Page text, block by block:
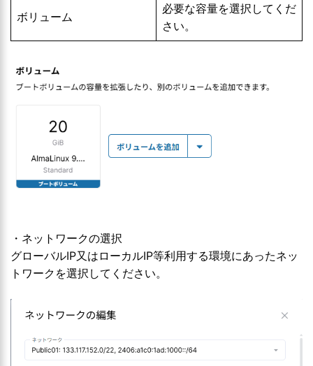
ボリューム
必要な容量を選択してくだ
さい。
・ネットワークの選択
グローバルIP又はローカルIP等利用する環境にあったネッ
トワークを選択してください。